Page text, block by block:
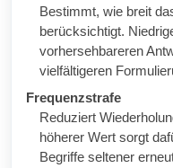
Bestimmt, wie breit
berücksichtigt.
vorhersehbareren
vielfältigeren
Frequenzstrafe
Reduziert
höherer Wert sorgt
Begriffe seltener